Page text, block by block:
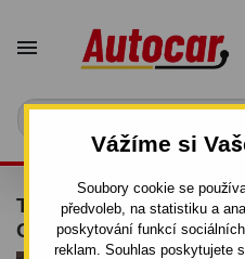
Vážíme si
Soubory cookie se
předvoleb, na statistiku a
poskytování funkcí
reklam. Souhlas poskytujete

TAŽNÉ ZAŘÍZENÍ PRO
ODNÍMATELNÝ